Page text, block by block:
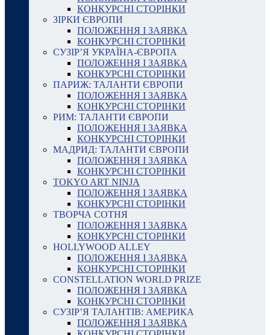
КОНКУРСНІ СТОРІНКИ
ЗІРКИ ЄВРОПИ
ПОЛОЖЕННЯ І ЗАЯВКА
КОНКУРСНІ СТОРІНКИ
СУЗІР’Я УКРАЇНА-ЄВРОПА
ПОЛОЖЕННЯ І ЗАЯВКА
КОНКУРСНІ СТОРІНКИ
ПАРИЖ: ТАЛАНТИ ЄВРОПИ
ПОЛОЖЕННЯ І ЗАЯВКА
КОНКУРСНІ СТОРІНКИ
РИМ: ТАЛАНТИ ЄВРОПИ
ПОЛОЖЕННЯ І ЗАЯВКА
КОНКУРСНІ СТОРІНКИ
МАДРИД: ТАЛАНТИ ЄВРОПИ
ПОЛОЖЕННЯ І ЗАЯВКА
КОНКУРСНІ СТОРІНКИ
TOKYO ART NINJA
ПОЛОЖЕННЯ І ЗАЯВКА
КОНКУРСНІ СТОРІНКИ
ТВОРЧА СОТНЯ
ПОЛОЖЕННЯ І ЗАЯВКА
КОНКУРСНІ СТОРІНКИ
HOLLYWOOD ALLEY
ПОЛОЖЕННЯ І ЗАЯВКА
КОНКУРСНІ СТОРІНКИ
CONSTELLATION WORLD PRIZE
ПОЛОЖЕННЯ І ЗАЯВКА
КОНКУРСНІ СТОРІНКИ
СУЗІР’Я ТАЛАНТІВ: АМЕРИКА
ПОЛОЖЕННЯ І ЗАЯВКА